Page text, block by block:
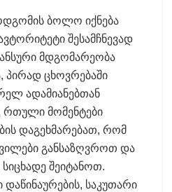
ბოლო იქნება
შესამჩნევად
მდგომარეობა
პირად ცხოვრებაში
ადამიანებთან
რთული მომენტები
დაგეხმარებათ, რომ
განსაზღვროთ და
შეიტანოთ.
საკუთარი